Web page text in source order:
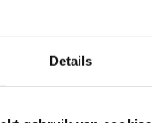
Details
Fluo Orange,Zwart
Uhlsport